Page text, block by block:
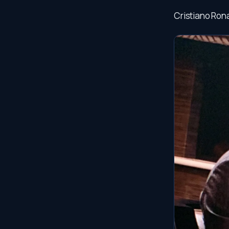
Cristiano